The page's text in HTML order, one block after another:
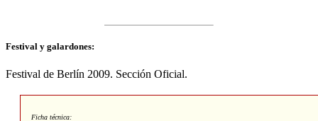
Festival y galardones:
Festival de Berlín 2009. Sección Oficial.
Ficha técnica: